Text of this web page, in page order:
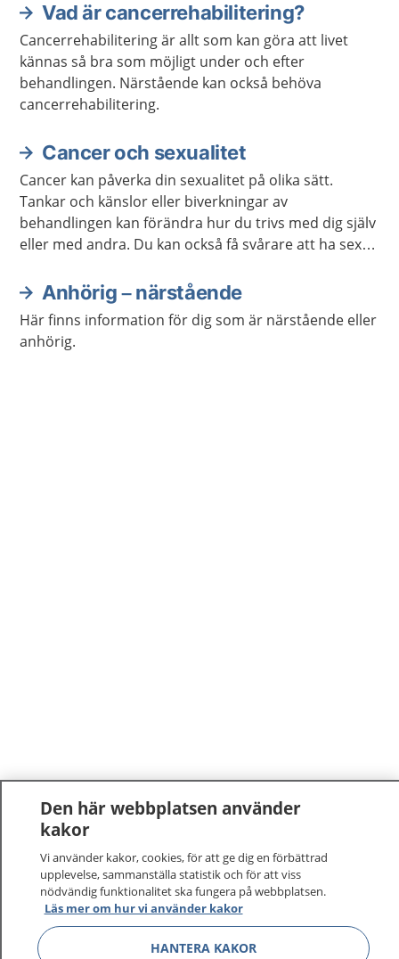
Vad är cancerrehabilitering?
Cancerrehabilitering är allt som kan göra att livet
kännas så bra som möjligt under och efter
behandlingen. Närstående kan också behöva
cancerrehabilitering.
Cancer och sexualitet
Cancer kan påverka din sexualitet på olika sätt.
Tankar och känslor eller biverkningar av
behandlingen kan förändra hur du trivs med dig själv
eller med andra. Du kan också få svårare att ha sex
lusten och förmågan att ha sex.
Anhörig – närstående
Här finns information för dig som är närstående eller
anhörig.
1177 –tryggt om din hälsa och vård
På 1177.se får du råd om hälsa och information om
sjukdomar och vilka mottagningar du kan kontakta.
Logga in för att läsa din journal och göra dina
vårdärenden. Ring telefonnummer 1177 för
Den här webbplatsen använder
kakor
Vi använder kakor, cookies, för att ge dig en förbättrad
upplevelse, sammanställa statistik och för att viss
nödvändig funktionalitet ska fungera på webbplatsen.
Läs mer om hur vi använder kakor
HANTERA KAKOR